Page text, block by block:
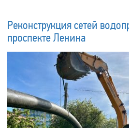
Реконструкция сетей
проспекте Ленина